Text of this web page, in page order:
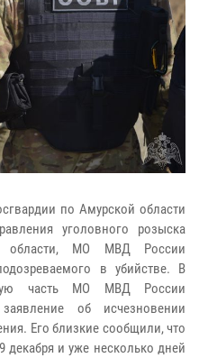
по Амурской области
уголовного розыска
МО МВД России
в убийстве. В
часть МО МВД России
об исчезновении
Его близкие сообщили, что
и уже несколько дней